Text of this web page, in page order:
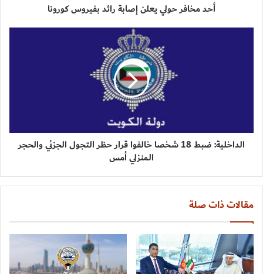
أحد مخافر حولي يعلن إصابة رائد بفيروس كورونا
الداخلية: ضبط 18 شخصا خالفوا قرار حظر التجول الجزئي والحجر
المنزلي أمس
مقالات ذات صلة